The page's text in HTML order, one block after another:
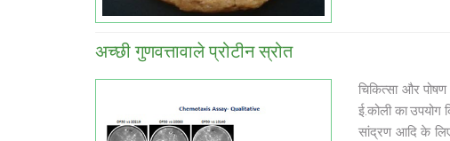
अच्छी गुणवत्तावाले प्रोटीन स्रोत
चिकित्सा और
ई.कोली का
सांद्रण आदि के